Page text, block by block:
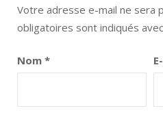
Votre adresse e-mail ne sera
obligatoires sont indiqués avec
Nom *